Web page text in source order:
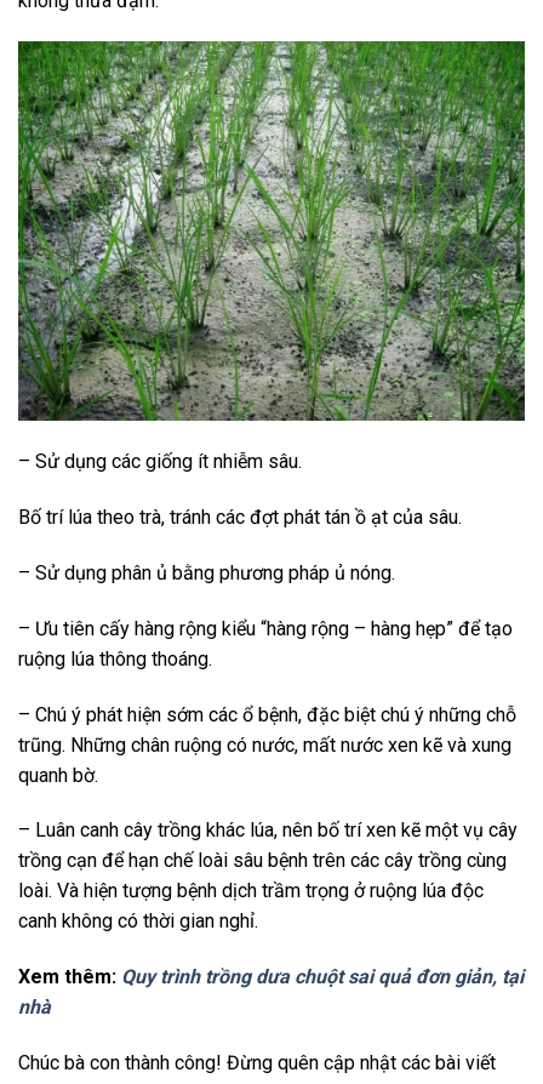
– Sử dụng các giống ít nhiễm sâu.
Bố trí lúa theo trà, tránh các đợt phát tán ồ ạt của sâu.
– Sử dụng phân ủ bằng phương pháp ủ nóng.
– Ưu tiên cấy hàng rộng kiểu “hàng rộng – hàng hẹp” để tạo
ruộng lúa thông thoáng.
– Chú ý phát hiện sớm các ổ bệnh, đặc biệt chú ý những chỗ
trũng. Những chân ruộng có nước, mất nước xen kẽ và xung
quanh bờ.
– Luân canh cây trồng khác lúa, nên bố trí xen kẽ một vụ cây
trồng cạn để hạn chế loài sâu bệnh trên các cây trồng cùng
loài. Và hiện tượng bệnh dịch trầm trọng ở ruộng lúa độc
canh không có thời gian nghỉ.
Xem thêm: Quy trình trồng dưa chuột sai quả đơn giản, tại
nhà
Chúc bà con thành công! Đừng quên cập nhật các bài viết